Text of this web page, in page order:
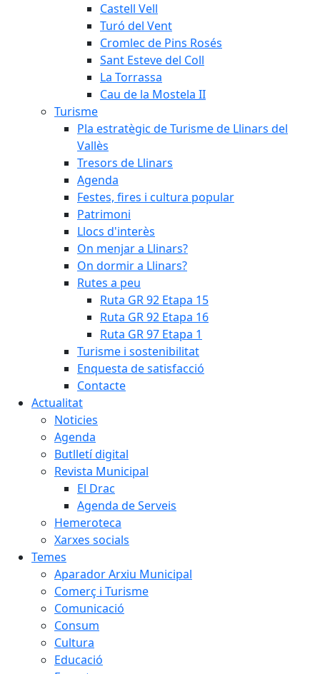
Castell Vell
Turó del Vent
Cromlec de Pins Rosés
Sant Esteve del Coll
La Torrassa
Cau de la Mostela II
Turisme
Pla estratègic de Turisme de Llinars del
Vallès
Tresors de Llinars
Agenda
Festes, fires i cultura popular
Patrimoni
Llocs d'interès
On menjar a Llinars?
On dormir a Llinars?
Rutes a peu
Ruta GR 92 Etapa 15
Ruta GR 92 Etapa 16
Ruta GR 97 Etapa 1
Turisme i sostenibilitat
Enquesta de satisfacció
Contacte
Actualitat
Noticies
Agenda
Butlletí digital
Revista Municipal
El Drac
Agenda de Serveis
Hemeroteca
Xarxes socials
Temes
Aparador Arxiu Municipal
Comerç i Turisme
Comunicació
Consum
Cultura
Educació